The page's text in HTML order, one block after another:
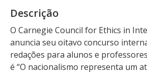
Descrição
O Carnegie Council for Ethics in
anuncia seu oitavo concurso
redações para alunos e
é “O nacionalismo representa um